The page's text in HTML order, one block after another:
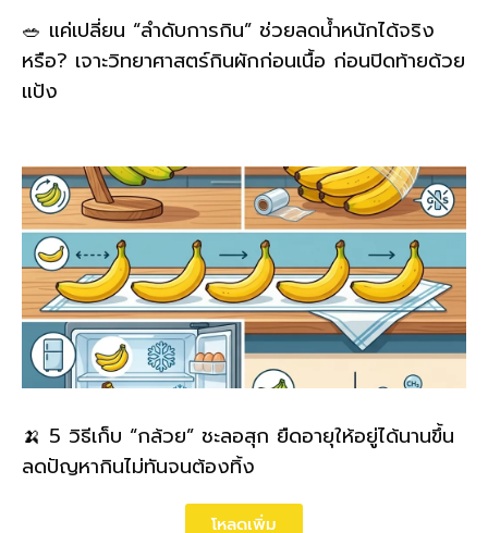
🥗 แค่เปลี่ยน “ลำดับการกิน” ช่วยลดน้ำหนักได้จริง
หรือ? เจาะวิทยาศาสตร์กินผักก่อนเนื้อ ก่อนปิดท้ายด้วย
แป้ง
🍌 5 วิธีเก็บ “กล้วย” ชะลอสุก ยืดอายุให้อยู่ได้นานขึ้น
ลดปัญหากินไม่ทันจนต้องทิ้ง
โหลดเพิ่ม